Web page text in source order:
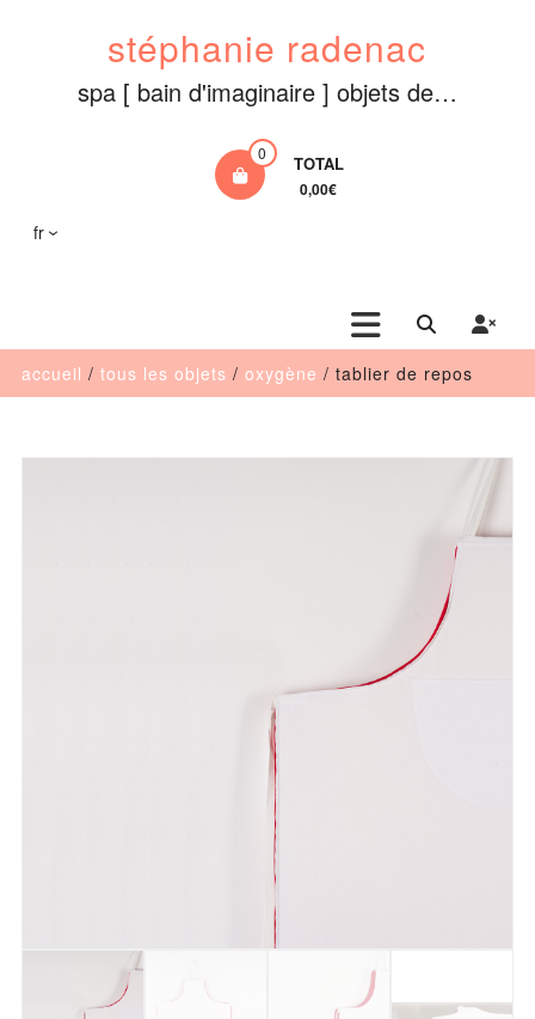
stéphanie radenac
spa [ bain d'imaginaire ] objets de…
0 TOTAL
0,00€
fr
accueil / tous les objets / oxygène / tablier de repos